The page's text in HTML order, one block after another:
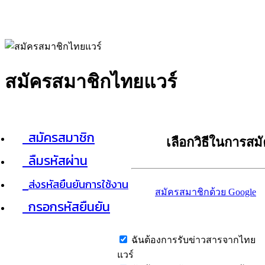
สมัครสมาชิกไทยแวร์
สมัครสมาชิก
ลืมรหัสผ่าน
ส่งรหัสยืนยันการใช้งาน
กรอกรหัสยืนยัน
เลือกวิธีในการส
สมัครสมาชิกด้วย Google
ฉันต้องการรับข่าวสารจากไทย
แวร์